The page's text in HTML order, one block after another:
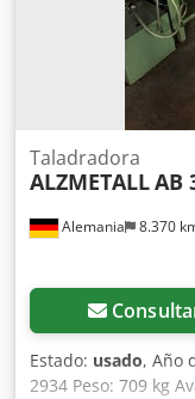
Alemania 8.370
Taladradora
ALZMETALLAB
Estado: usado, Año
2934 Peso: 709 kg